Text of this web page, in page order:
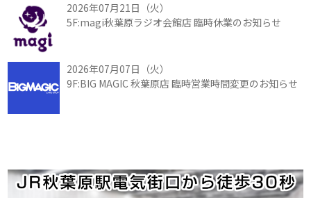
2026年07月21日（火）
5F:magi秋葉原ラジオ会館店 臨時休業のお知らせ
2026年07月07日（火）
9F:BIG MAGIC 秋葉原店 臨時営業時間変更のお知らせ